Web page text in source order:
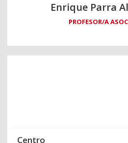
Enrique Parra
PROFESOR/A
Centro